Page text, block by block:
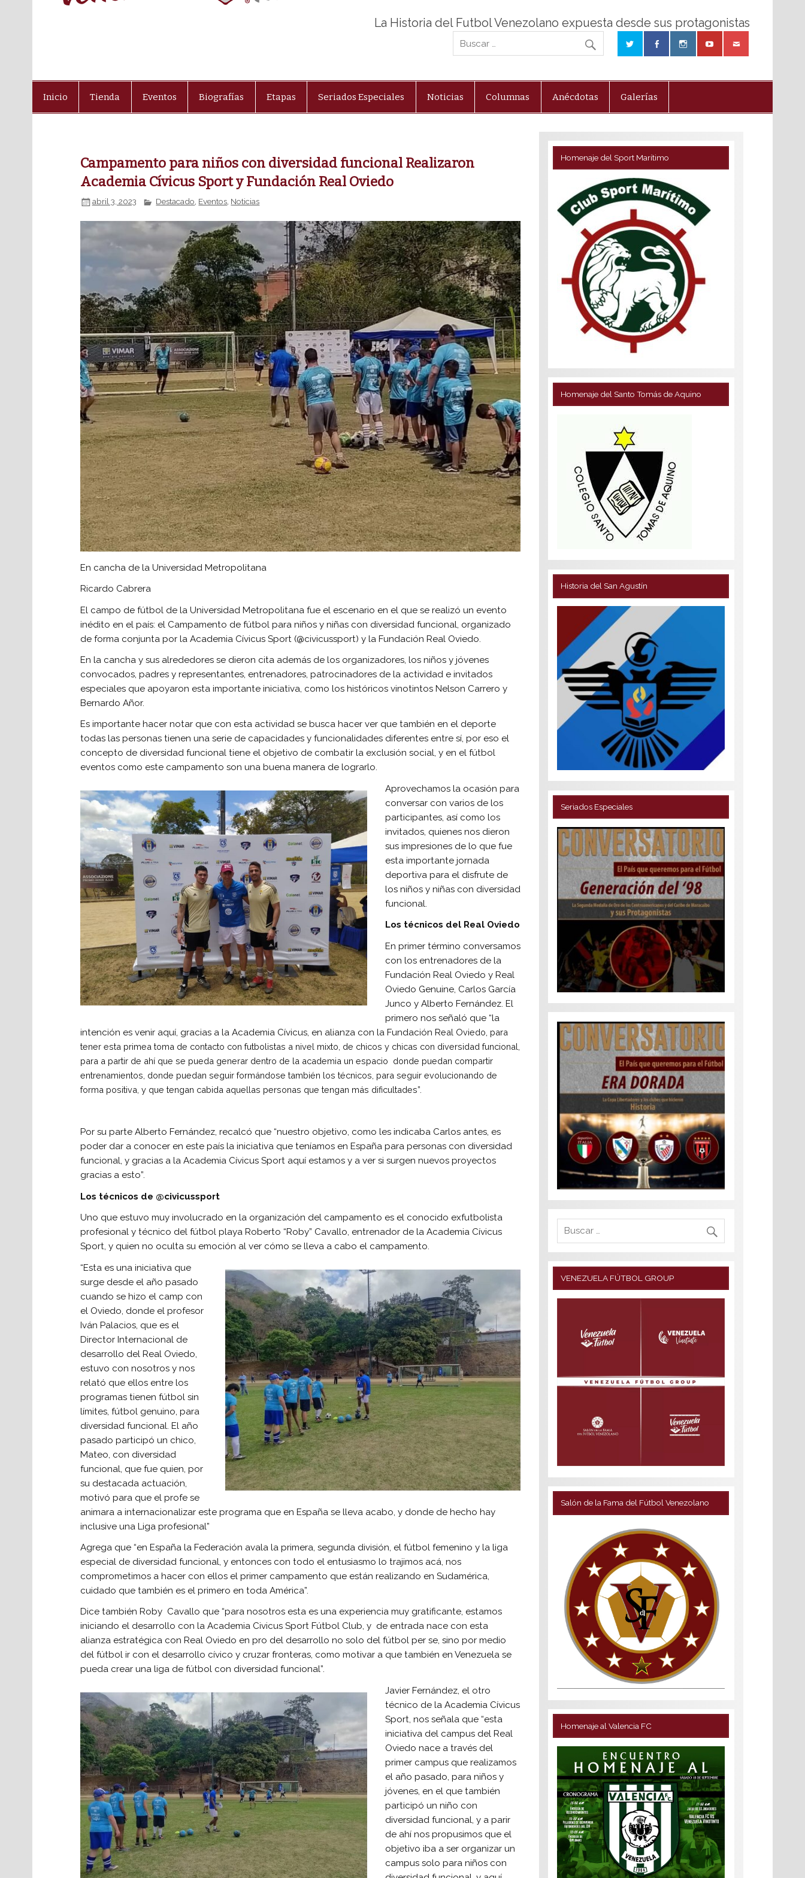
La Historia del Futbol Venezolano expuesta desde sus protagonistas
Inicio Tienda Eventos Biografías Etapas Seriados Especiales Noticias Columnas Anécdotas Galerías
Campamento para niños con diversidad funcional Realizaron
Academia Cívicus Sport y Fundación Real Oviedo
abril 3, 2023 Destacado, Eventos, Noticias
En cancha de la Universidad Metropolitana
Ricardo Cabrera
El campo de fútbol de la Universidad Metropolitana fue el escenario en el que se realizó un evento
inédito en el país: el Campamento de fútbol para niños y niñas con diversidad funcional, organizado
de forma conjunta por la Academia Cívicus Sport (@civicussport) y la Fundación Real Oviedo.
En la cancha y sus alrededores se dieron cita además de los organizadores, los niños y jóvenes
convocados, padres y representantes, entrenadores, patrocinadores de la actividad e invitados
especiales que apoyaron esta importante iniciativa, como los históricos vinotintos Nelson Carrero y
Bernardo Añor.
Es importante hacer notar que con esta actividad se busca hacer ver que también en el deporte
todas las personas tienen una serie de capacidades y funcionalidades diferentes entre sí, por eso el
concepto de diversidad funcional tiene el objetivo de combatir la exclusión social, y en el fútbol
eventos como este campamento son una buena manera de lograrlo.
Aprovechamos la ocasión para
conversar con varios de los
participantes, así como los
invitados, quienes nos dieron
sus impresiones de lo que fue
esta importante jornada
deportiva para el disfrute de
los niños y niñas con diversidad
funcional.
Los técnicos del Real Oviedo
En primer término conversamos
con los entrenadores de la
Fundación Real Oviedo y Real
Oviedo Genuine, Carlos García
Junco y Alberto Fernández. El
primero nos señaló que “la
intención es venir aquí, gracias a la Academia Cívicus, en alianza con la Fundación Real Oviedo, para
tener esta primea toma de contacto con futbolistas a nivel mixto, de chicos y chicas con diversidad funcional,
para a partir de ahí que se pueda generar dentro de la academia un espacio donde puedan compartir
entrenamientos, donde puedan seguir formándose también los técnicos, para seguir evolucionando de
forma positiva, y que tengan cabida aquellas personas que tengan más dificultades”.
Por su parte Alberto Fernández, recalcó que “nuestro objetivo, como les indicaba Carlos antes, es
poder dar a conocer en este país la iniciativa que teníamos en España para personas con diversidad
funcional, y gracias a la Academia Cívicus Sport aquí estamos y a ver si surgen nuevos proyectos
gracias a esto”.
Los técnicos de @civicussport
Uno que estuvo muy involucrado en la organización del campamento es el conocido exfutbolista
profesional y técnico del fútbol playa Roberto “Roby” Cavallo, entrenador de la Academia Cívicus
Sport, y quien no oculta su emoción al ver cómo se lleva a cabo el campamento.
“Esta es una iniciativa que
surge desde el año pasado
cuando se hizo el camp con
el Oviedo, donde el profesor
Iván Palacios, que es el
Director Internacional de
desarrollo del Real Oviedo,
estuvo con nosotros y nos
relató que ellos entre los
programas tienen fútbol sin
límites, fútbol genuino, para
diversidad funcional. El año
pasado participó un chico,
Mateo, con diversidad
funcional, que fue quien, por
su destacada actuación,
motivó para que el profe se
animara a internacionalizar este programa que en España se lleva acabo, y donde de hecho hay
inclusive una Liga profesional”
Agrega que “en España la Federación avala la primera, segunda división, el fútbol femenino y la liga
especial de diversidad funcional, y entonces con todo el entusiasmo lo trajimos acá, nos
comprometimos a hacer con ellos el primer campamento que están realizando en Sudamérica,
cuidado que también es el primero en toda América”.
Dice también Roby Cavallo que “para nosotros esta es una experiencia muy gratificante, estamos
iniciando el desarrollo con la Academia Civicus Sport Fútbol Club, y de entrada nace con esta
alianza estratégica con Real Oviedo en pro del desarrollo no solo del fútbol per se, sino por medio
del fútbol ir con el desarrollo cívico y cruzar fronteras, como motivar a que también en Venezuela se
pueda crear una liga de fútbol con diversidad funcional”.
Javier Fernández, el otro
técnico de la Academia Cívicus
Sport, nos señala que “esta
iniciativa del campus del Real
Oviedo nace a través del
primer campus que realizamos
el año pasado, para niños y
jóvenes, en el que también
participó un niño con
diversidad funcional, y a parir
de ahí nos propusimos que el
objetivo iba a ser organizar un
campus solo para niños con
Homenaje del Sport Marítimo
Homenaje del Santo Tomás de Aquino
Historia del San Agustín
Seriados Especiales
VENEZUELA FÚTBOL GROUP
Salón de la Fama del Fútbol Venezolano
Homenaje al Valencia FC